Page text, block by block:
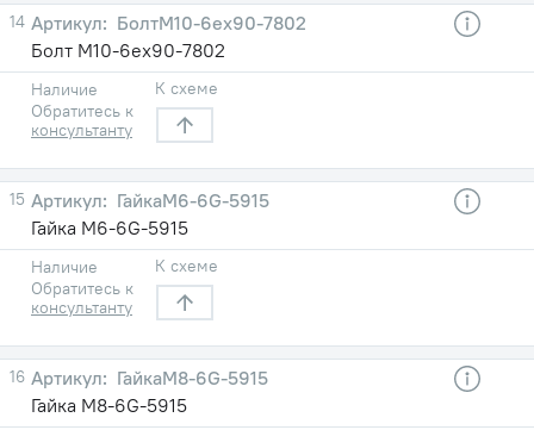
14
БолтМ10-6eх90-7802
Болт М10-6eх90-7802
Наличие
Обратитесь к
консультанту
К схеме
15
ГайкаМ6-6G-5915
Гайка М6-6G-5915
Наличие
Обратитесь к
консультанту
К схеме
16
ГайкаМ8-6G-5915
Гайка М8-6G-5915